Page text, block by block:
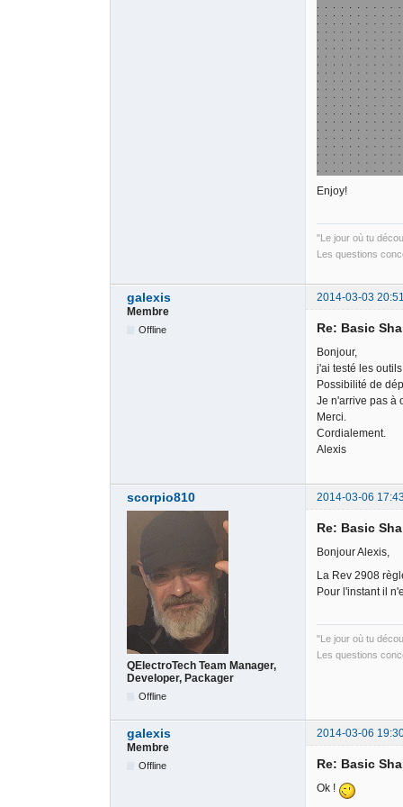
Enjoy!
"Le jour où tu
Les questions
galexis
2014-03-03
Membre
Offline Re: Basic
Bonjour,
j'ai testé les
Possibilité de
Je n'arrive pas à
Merci.
Cordialement.
Alexis
scorpio810 2014-03-06
QElectroTech Team Manager,
Developer, Packager
Offline
Re: Basic
Bonjour Alexis,
La Rev 2908
Pour l'instant il
"Le jour où tu
Les questions
galexis
2014-03-06
Membre
Offline Re: Basic
Ok !